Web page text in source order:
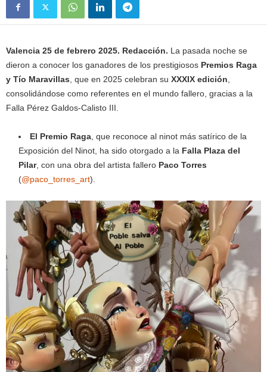
Valencia 25 de febrero 2025. Redacción. La pasada noche se
dieron a conocer los ganadores de los prestigiosos Premios Raga
y Tío Maravillas, que en 2025 celebran su XXXIX edición,
consolidándose como referentes en el mundo fallero, gracias a la
Falla Pérez Galdos-Calisto III.
El Premio Raga, que reconoce al ninot más satírico de la
Exposición del Ninot, ha sido otorgado a la Falla Plaza del
Pilar, con una obra del artista fallero Paco Torres
(@paco_torres_art).